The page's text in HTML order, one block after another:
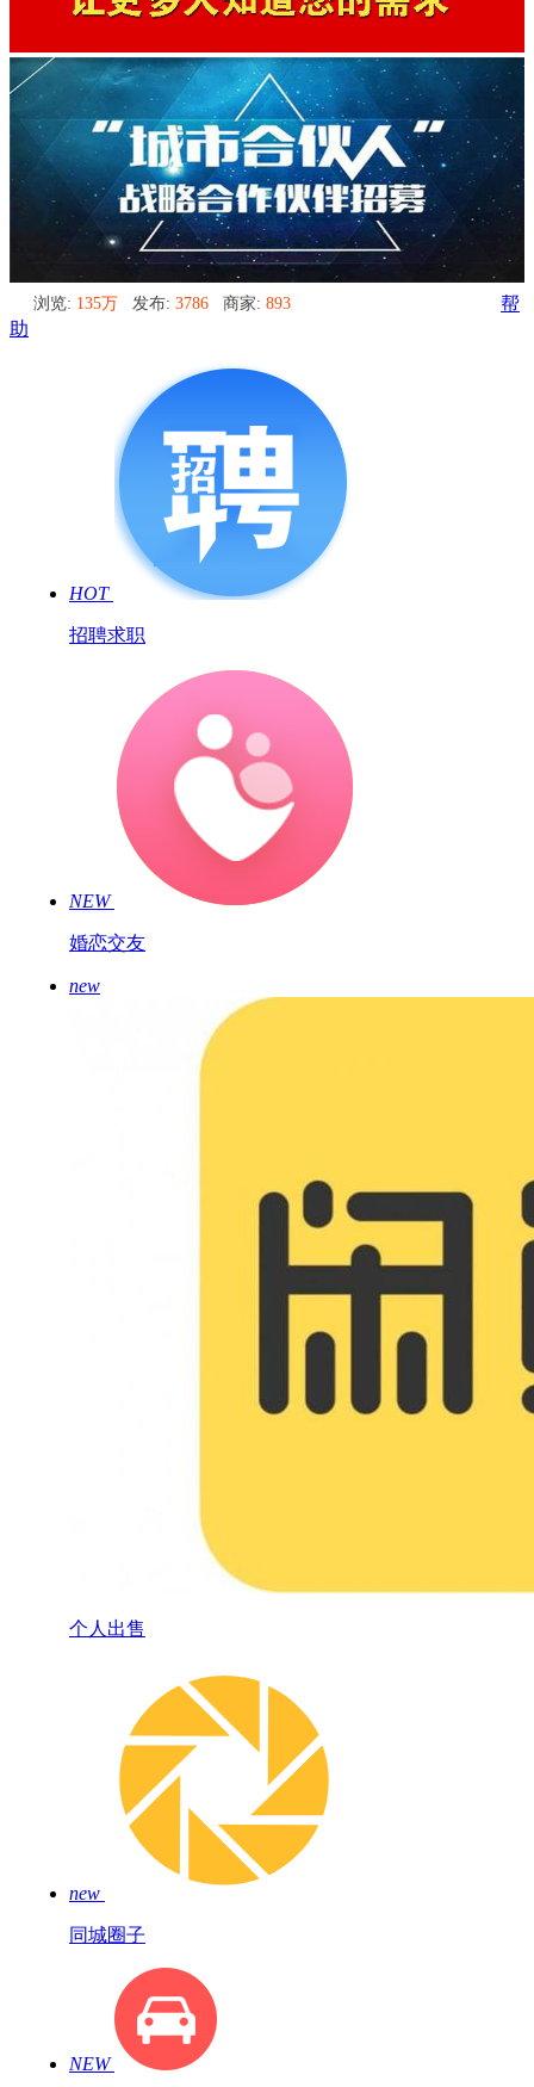
浏览: 135万 发布: 3786 商家: 893
帮
助
HOT
招聘求职
NEW
婚恋交友
new
个人出售
new
同城圈子
NEW